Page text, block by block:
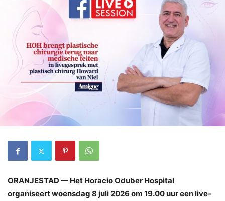
ORANJESTAD — Het Horacio Oduber Hospital
organiseert woensdag 8 juli 2026 om 19.00 uur een live-